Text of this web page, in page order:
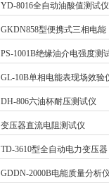
YD-8016全自动油酸值测试仪
GKDN858型便携式三相电能
质量分析仪
PS-1001B绝缘油介电强度测
GL-10B单相电能表现场效验
DH-806六油杯耐压测试仪
变压器直流电阻测试仪
TD-3610型全自动电力变压器
GDDN-2000B电能质量分析仪